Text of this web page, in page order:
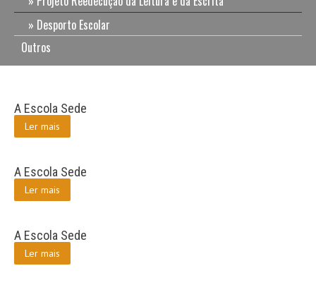
Desporto Escolar
Outros
A Escola Sede
Ler mais
A Escola Sede
Ler mais
A Escola Sede
Ler mais